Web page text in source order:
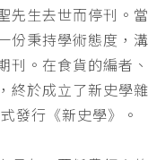
先生去世而停刊。
份秉持學術態度，
刊。在食貨的編者
終於成立了新史學
發行《新史學》。